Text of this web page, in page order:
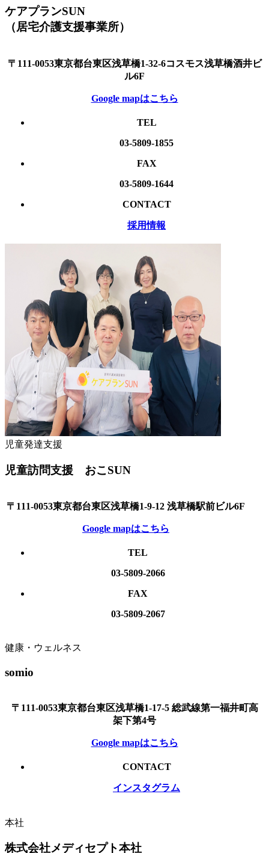
ケアプランSUN
（居宅介護支援事業所）
〒111-0053東京都台東区浅草橋1-32-6コスモス浅草橋酒井ビ
ル6F
Google mapはこちら
TEL
03-5809-1855
FAX
03-5809-1644
CONTACT
採用情報
児童発達支援
児童訪問支援 おこSUN
〒111-0053東京都台東区浅草橋1-9-12 浅草橋駅前ビル6F
Google mapはこちら
TEL
03-5809-2066
FAX
03-5809-2067
健康・ウェルネス
somio
〒111-0053東京都台東区浅草橋1-17-5 総武線第一福井町高
架下第4号
Google mapはこちら
CONTACT
インスタグラム
本社
株式会社メディセプト本社